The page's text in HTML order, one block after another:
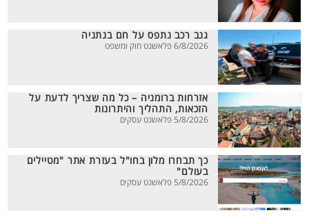
גנב רכב נתפס על חם בנתניה
6/8/2026 פלאשנט חוק ומשפט
אזרחות ברומניה – כל מה שצריך לדעת על
הזכאות, התהליך והיתרונות
5/8/2026 פלאשנט עסקים
כך תבחרו מלון בחו"ל בעזרת אתר "מטיילים
בעולם"
5/8/2026 פלאשנט עסקים